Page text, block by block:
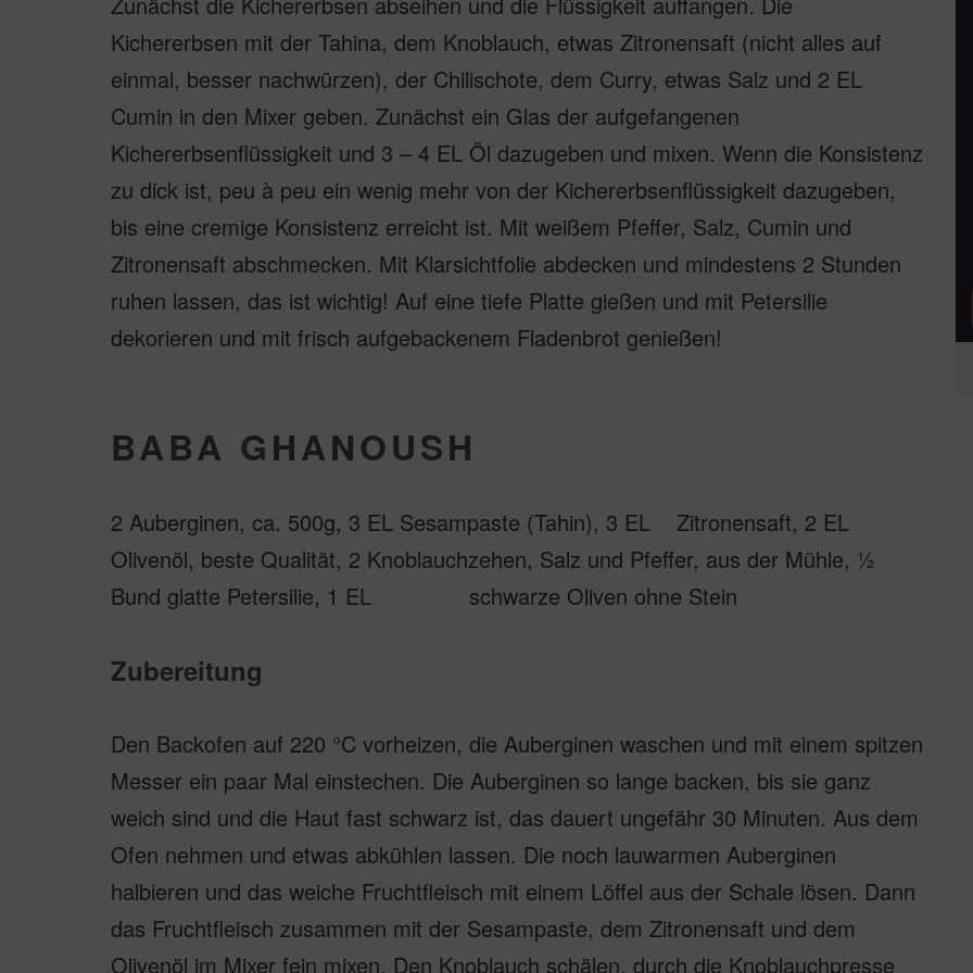
Kichererbsen mit der Tahina, dem Knoblauch, etwas Zitronensaft (nicht alles auf
einmal, besser nachwürzen), der Chilischote, dem Curry, etwas Salz und 2 EL
Cumin in den Mixer geben. Zunächst ein Glas der aufgefangenen
Kichererbsenflüssigkeit und 3 – 4 EL Öl dazugeben und mixen. Wenn die Konsistenz
zu dick ist, peu à peu ein wenig mehr von der Kichererbsenflüssigkeit dazugeben,
bis eine cremige Konsistenz erreicht ist. Mit weißem Pfeffer, Salz, Cumin und
Zitronensaft abschmecken. Mit Klarsichtfolie abdecken und mindestens 2 Stunden
ruhen lassen, das ist wichtig! Auf eine tiefe Platte gießen und mit Petersilie
dekorieren und mit frisch aufgebackenem Fladenbrot genießen!
BABA GHANOUSH
2 Auberginen, ca. 500g, 3 EL Sesampaste (Tahin), 3 EL Zitronensaft, 2 EL
Olivenöl, beste Qualität, 2 Knoblauchzehen, Salz und Pfeffer, aus der Mühle, ½
Bund glatte Petersilie, 1 EL schwarze Oliven ohne Stein
Zubereitung
Den Backofen auf 220 °C vorheizen, die Auberginen waschen und mit einem spitzen
Messer ein paar Mal einstechen. Die Auberginen so lange backen, bis sie ganz
weich sind und die Haut fast schwarz ist, das dauert ungefähr 30 Minuten. Aus dem
Ofen nehmen und etwas abkühlen lassen. Die noch lauwarmen Auberginen
halbieren und das weiche Fruchtfleisch mit einem Löffel aus der Schale lösen. Dann
das Fruchtfleisch zusammen mit der Sesampaste, dem Zitronensaft und dem
Olivenöl im Mixer fein mixen. Den Knoblauch schälen, durch die Knoblauchpresse